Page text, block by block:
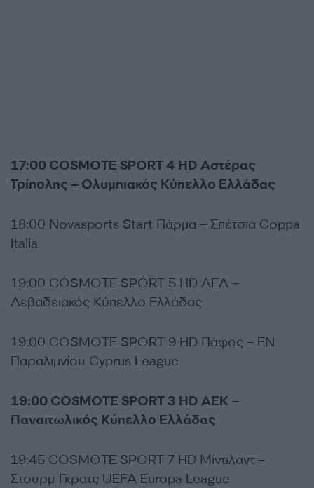
17:00 COSMOTE SPORT 4 HD Αστέρας
Τρίπολης – Ολυμπιακός Κύπελλο Ελλάδας
18:00 Novasports Start Πάρμα – Σπέτσια Coppa
Italia
19:00 COSMOTE SPORT 5 HD ΑΕΛ –
Λεβαδειακός Κύπελλο Ελλάδας
19:00 COSMOTE SPORT 9 HD Πάφος – ΕΝ
Παραλιμνίου Cyprus League
19:00 COSMOTE SPORT 3 HD ΑΕΚ –
Παναιτωλικός Κύπελλο Ελλάδας
19:45 COSMOTE SPORT 7 HD Μίντιλαντ –
Στουρμ Γκρατς UEFA Europa League